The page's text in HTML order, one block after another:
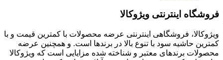
فروشگاه اینترنتی ویژوکالا
ویژوکالا، فروشگاهی اینترنتی عرضه محصولات با کمترین قیمت و با
کمترین حاشیه سود با تنوع بالا در برندها است. و همچنین عرضه
محصولات برندهای معتبر و شناخته شده مزایایی است که ویژوکالا